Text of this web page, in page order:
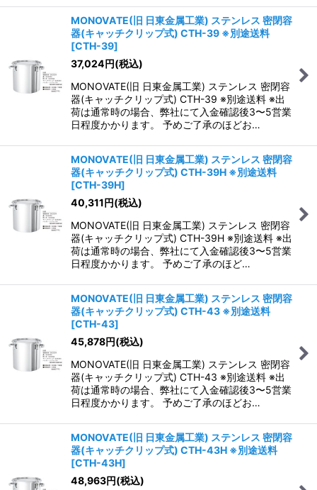
MONOVATE(旧 日東金属工業) ステンレス 密閉容
器(キャッチクリップ式) CTH-39 ※別途送料
[CTH-39]
37,024円(税込)
MONOVATE(旧 日東金属工業) ステンレス 密閉容
器(キャッチクリップ式) CTH-39 ※別途送料 ※出
荷は通常時の場合、弊社にて入金確認後3〜5営業
日程度かかります。 予めご了承のほどお…
MONOVATE(旧 日東金属工業) ステンレス 密閉容
器(キャッチクリップ式) CTH-39H ※別途送料
[CTH-39H]
40,311円(税込)
MONOVATE(旧 日東金属工業) ステンレス 密閉容
器(キャッチクリップ式) CTH-39H ※別途送料 ※出
荷は通常時の場合、弊社にて入金確認後3〜5営業
日程度かかります。 予めご了承のほど…
MONOVATE(旧 日東金属工業) ステンレス 密閉容
器(キャッチクリップ式) CTH-43 ※別途送料
[CTH-43]
45,878円(税込)
MONOVATE(旧 日東金属工業) ステンレス 密閉容
器(キャッチクリップ式) CTH-43 ※別途送料 ※出
荷は通常時の場合、弊社にて入金確認後3〜5営業
日程度かかります。 予めご了承のほどお…
MONOVATE(旧 日東金属工業) ステンレス 密閉容
器(キャッチクリップ式) CTH-43H ※別途送料
[CTH-43H]
48,963円(税込)